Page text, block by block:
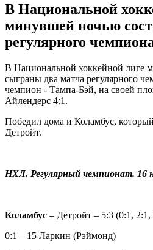
В Национальной
минувшей ночью
регулярного
В Национальной хоккейной лиге
сыграны два матча регулярного
чемпион - Тампа-Бэй, на своей
Айлендерс 4:1.
Победил дома и Коламбус,
Детройт.
НХЛ. Регулярный чемпионат. 16
Коламбус – Детройт – 5:3 (0:1, 2:1,
0:1 – 15 Ларкин (Рэймонд)